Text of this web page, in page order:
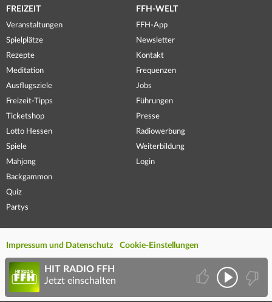
FREIZEIT
Veranstaltungen
Spielplätze
Rezepte
Meditation
Ausflugsziele
Freizeit-Tipps
Ticketshop
Lotto Hessen
Spiele
Mahjong
Backgammon
Quiz
Partys
FFH-WELT
FFH-App
Newsletter
Kontakt
Frequenzen
Jobs
Führungen
Presse
Radiowerbung
Weiterbildung
Login
Impressum und Datenschutz Cookie-Einstellungen
HIT RADIO FFH
Jetzt einschalten